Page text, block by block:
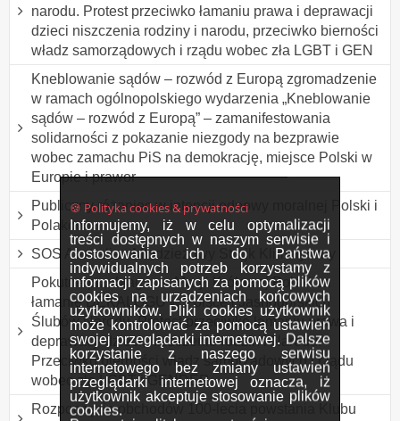
🍪 Polityka cookies & prywatności
Informujemy, iż w celu optymalizacji
treści dostępnych w naszym serwisie i
dostosowania ich do Państwa
indywidualnych potrzeb korzystamy z
informacji zapisanych za pomocą plików
cookies na urządzeniach końcowych
użytkowników. Pliki cookies użytkownik
może kontrolować za pomocą ustawień
swojej przeglądarki internetowej. Dalsze
korzystanie z naszego serwisu
internetowego bez zmiany ustawień
przeglądarki internetowej oznacza, iż
użytkownik akceptuje stosowanie plików
cookies.
narodu. Protest przeciwko łamaniu prawa i deprawacji
dzieci niszczenia rodziny i narodu, przeciwko bierności
władz samorządowych i rządu wobec zła LGBT i GEN
Kneblowanie sądów – rozwód z Europą zgromadzenie
w ramach ogólnopolskiego wydarzenia „Kneblowanie
sądów – rozwód z Europą” – zamanifestowania
solidarności z pokazanie niezgody na bezprawie
wobec zamachu PiS na demokrację, miejsce Polski w
Europie i prawor
Publiczny różaniec w intencji odnowy moralnej Polski i
Polaków
SOS Australia - Młodzieżowy Strajk Klimatyczny
Pokutne przebłaganie Maryi Królowej Polski za
łamanie DEKALOGU w Polsce i Jasnogórskich
Ślubów Narodu. Protest przeciwko łamaniu prawa i
deprawacji dzieci, niszczenie rodzin i Narodu.
Przeciwko bierności władz samorządowych i rządu
wobec zła LGBT i GENDER
Rozpoczęcie obchodów 100-lecia powstania Klubu